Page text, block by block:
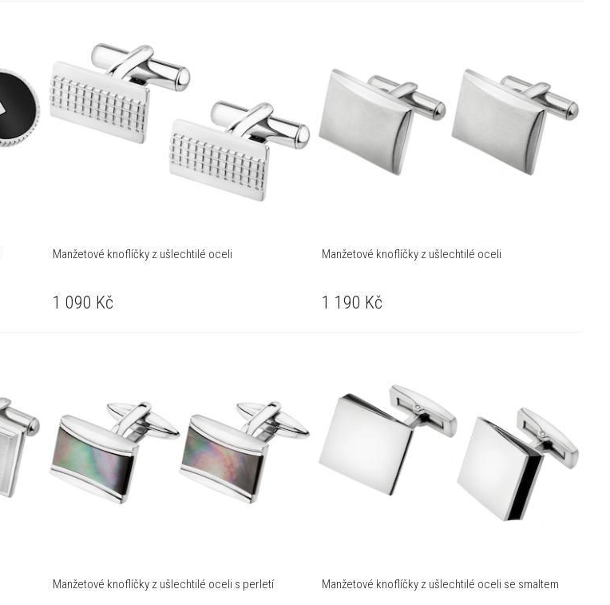
Manžetové knoflíčky z ušlechtilé oceli
1 090 Kč
Manžetové knoflíčky z ušlechtilé oceli
1 190 Kč
Manžetové knoflíčky z ušlechtilé oceli s perletí Manžetové knoflíčky z ušlechtilé oceli se smaltem